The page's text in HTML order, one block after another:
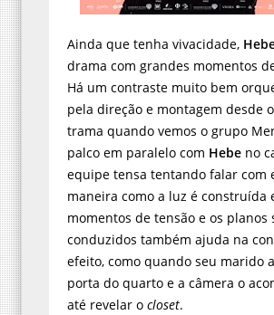
Ainda que tenha vivacidade,
drama com grandes momentos
Há um contraste muito bem
pela direção e montagem desde
trama quando vemos o grupo
palco em paralelo com Hebe no
equipe tensa tentando falar com
maneira como a luz é construída
momentos de tensão e os planos
conduzidos também ajuda na
efeito, como quando seu marido
porta do quarto e a câmera o
até revelar o closet.